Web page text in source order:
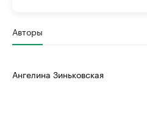
Авторы
Ангелина Зиньковская